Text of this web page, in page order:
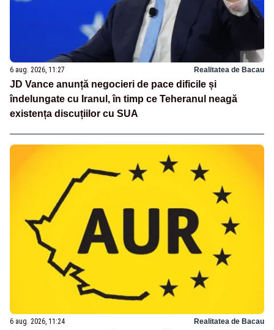
6 aug. 2026, 11:27 Realitatea de Bacau
JD Vance anunță negocieri de pace dificile și
îndelungate cu Iranul, în timp ce Teheranul neagă
existența discuțiilor cu SUA
6 aug. 2026, 11:24 Realitatea de Bacau